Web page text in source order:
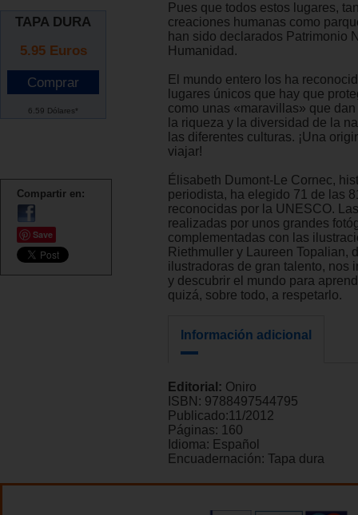
TAPA DURA
5.95 Euros
6.59 Dólares*
Compartir en:
Save
Pues que todos estos lugares,
creaciones humanas como
han sido declarados Patrimonio
Humanidad.
El mundo entero los ha
lugares únicos que hay que
como unas «maravillas» que
la riqueza y la diversidad de la
las diferentes culturas. ¡Una
viajar!
Élisabeth Dumont-Le Cornec,
periodista, ha elegido 71 de las
reconocidas por la UNESCO.
realizadas por unos grandes
complementadas con las
Riethmuller y Laureen Topalian,
ilustradoras de gran talento, nos
y descubrir el mundo para
quizá, sobre todo, a respetarlo.
Información adicional
Editorial: Oniro
ISBN: 9788497544795
Publicado:11/2012
Páginas: 160
Idioma: Español
Encuadernación: Tapa dura